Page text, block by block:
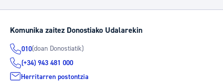
Komunika zaitez Donostiako Udalarekin
010(doan Donostiatik)
(+34) 943 481 000
Herritarren postontzia